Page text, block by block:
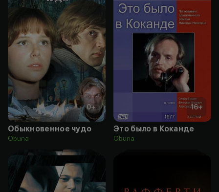
0+
Обыкновенное чудо
Obuna
16+
Это было в Коканде
Obuna